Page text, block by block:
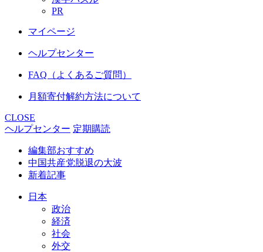
PR
マイページ
ヘルプセンター
FAQ（よくあるご質問）
月額寄付解約方法について
CLOSE
ヘルプセンター 定期購読
編集部おすすめ
中国共産党脱退の大波
新着記事
日本
政治
経済
社会
外交